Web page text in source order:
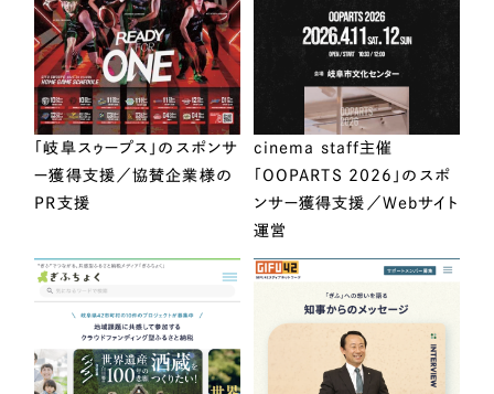
「岐阜スゥープス」のスポンサ
ー獲得支援／協賛企業様の
PR支援
cinema staff主催
「OOPARTS 2026」のスポ
ンサー獲得支援／Webサイト
運営